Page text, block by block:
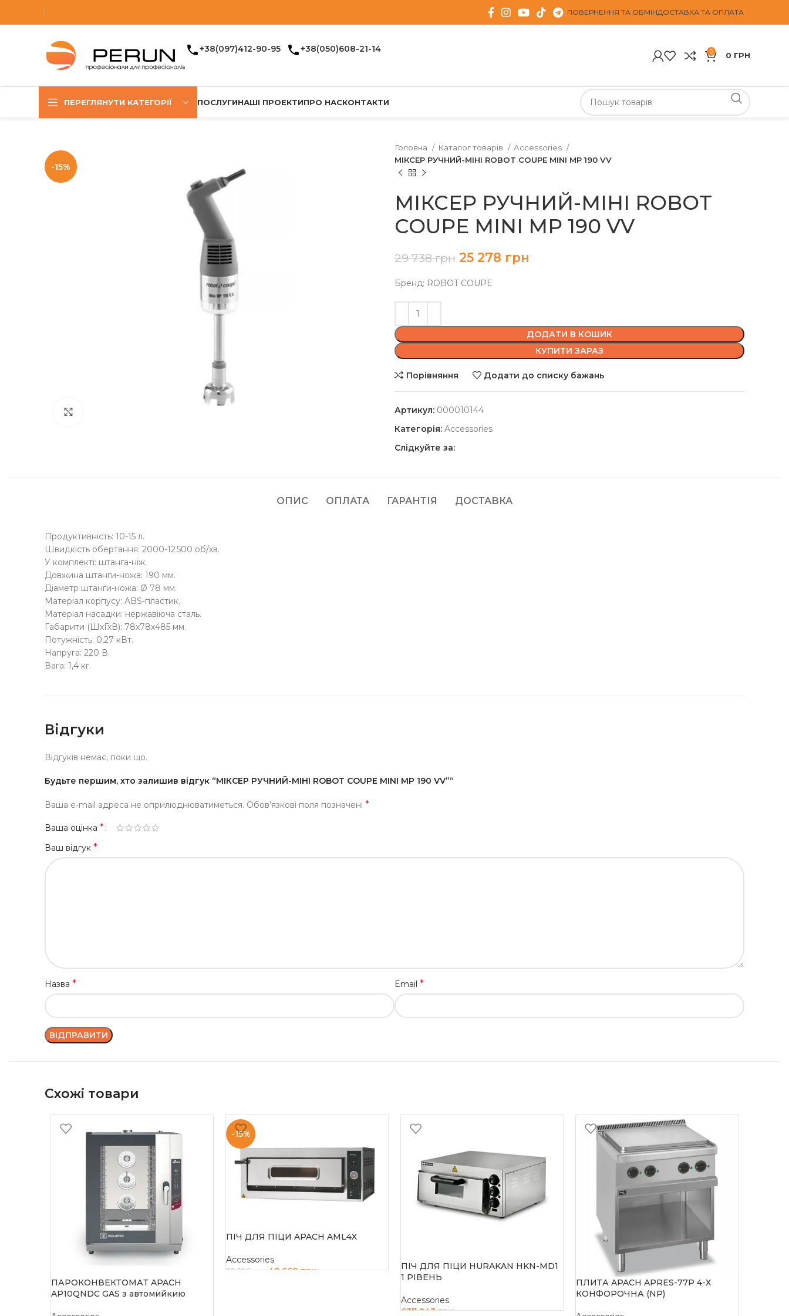
ПОВЕРНЕННЯ ТА ОБМІНДОСТАВКА ТА ОПЛАТА
+38(097)412-90-95 +38(050)608-21-14 0 0 ГРН
ПЕРЕГЛЯНУТИ КАТЕГОРІЇ ПОСЛУГИНАШІ ПРОЕКТИПРО НАСКОНТАКТИ
-15%
Головна Каталог товарів
Accessories
МІКСЕР РУЧНИЙ-МІНІ ROBOT COUPE MINI MP 190 VV
МІКСЕР РУЧНИЙ-МІНІ ROBOT
COUPE MINI MP 190 VV
29 738грн 25 278 грн
Бренд: ROBOT COUPE
ДОДАТИ В КОШИК
КУПИТИ ЗАРАЗ
Порівняння Додати до списку бажань
Артикул: 000010144
Категорія: Accessories
Слідкуйте за:
ОПИС ОПЛАТА ГАРАНТІЯ ДОСТАВКА
Продуктивність: 10-15 л.
Швидкість обертання: 2000-12 500 об/хв.
У комплекті: штанга-ніж.
Довжина штанги-ножа: 190 мм.
Діаметр штанги-ножа: Ø 78 мм.
Матеріал корпусу: ABS-пластик.
Матеріал насадки: нержавіюча сталь.
Габарити (ШхГхВ): 78х78х485 мм.
Потужність: 0,27 кВт.
Напруга: 220 В.
Вага: 1,4 кг.
Відгуки
Відгуків немає, поки що.
Будьте першим, хто залишив відгук “МІКСЕР РУЧНИЙ-МІНІ ROBOT COUPE MINI MP 190 VV”“
Ваша e-mail адреса не оприлюднюватиметься. Обов’язкові поля позначені *
Ваша оцінка *
Ваш відгук *
Назва * Email *
Схожі товари
ПАРОКОНВЕКТОМАТ APACH
AP10QNDC GAS з автомийкию
-15%
ПІЧ ДЛЯ ПІЦИ APACH AML4X
Accessories
58 396грн 49 660грн
ПІЧ ДЛЯ ПІЦИ HURAKAN HKN-MD1
1 РІВЕНЬ
Accessories
637 943грн
ПЛИТА APACH APRES-77P 4-Х
КОНФОРОЧНА (NP)